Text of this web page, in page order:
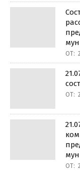
ОТ:
ОТ:
ОТ: